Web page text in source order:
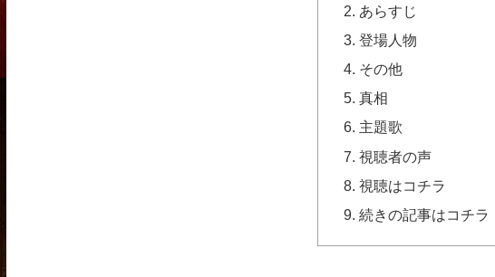
あらすじ
登場人物
その他
真相
主題歌
視聴者の声
視聴はコチラ
続きの記事はコチラ